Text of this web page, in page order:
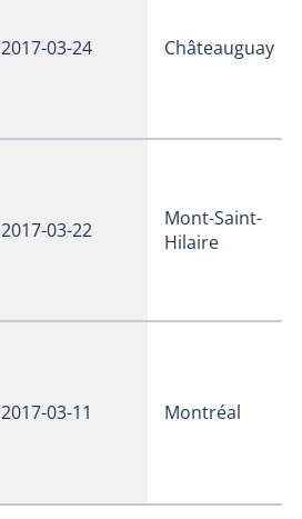
2017-03-24 Châteauguay
2017-03-22
Mont-Saint-
Hilaire
2017-03-11 Montréal